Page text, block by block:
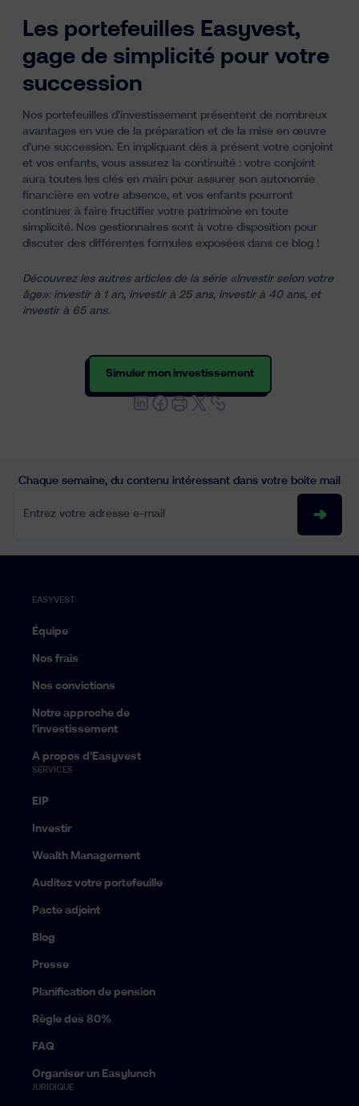
Les portefeuilles Easyvest,
gage de simplicité pour votre
succession
Nos portefeuilles d’investissement présentent de nombreux
avantages en vue de la préparation et de la mise en œuvre
d’une succession. En impliquant dès à présent votre conjoint
et vos enfants, vous assurez la continuité : votre conjoint
aura toutes les clés en main pour assurer son autonomie
financière en votre absence, et vos enfants pourront
continuer à faire fructifier votre patrimoine en toute
simplicité. Nos gestionnaires sont à votre disposition pour
discuter des différentes formules exposées dans ce blog !
Découvrez les autres articles de la série «Investir selon votre
âge»: investir à 1 an, investir à 25 ans, investir à 40 ans, et
investir à 65 ans.
Simuler mon investissement
Chaque semaine, du contenu intéressant dans votre boite mail
EASYVEST
Équipe
Nos frais
Nos convictions
Notre approche de
l’investissement
A propos d’Easyvest
SERVICES
EIP
Investir
Wealth Management
Auditez votre portefeuille
Pacte adjoint
Blog
Presse
Planification de pension
Règle des 80%
FAQ
Organiser un Easylunch
JURIDIQUE